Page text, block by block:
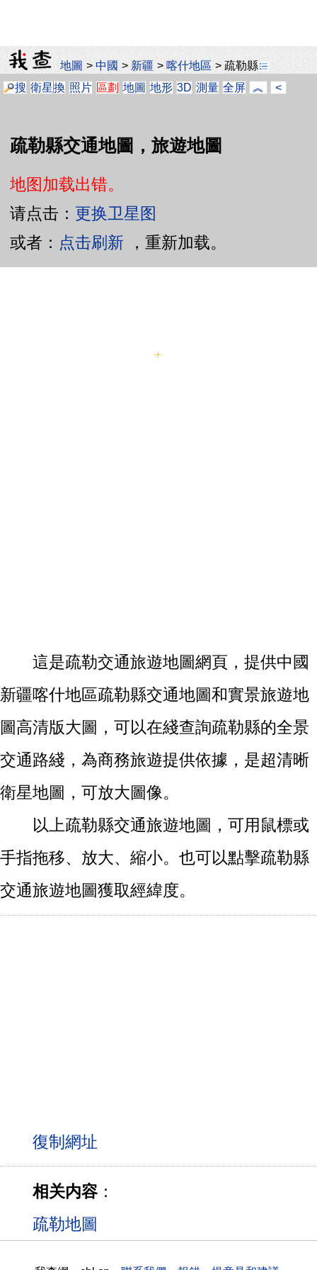
地圖 >中國 > 新疆 >喀什地區 >疏勒縣
搜 衛星換 照片 區劃 地圖 地形 3D 測量 全屏 ︽ <
疏勒縣交通地圖，旅遊地圖
地图加载出错。
请点击： 更换卫星图
或者： 点击刷新 ，重新加载。
這是疏勒交通旅遊地圖網頁，提供中國
新疆喀什地區疏勒縣交通地圖和實景旅遊地
圖高清版大圖，可以在綫查詢疏勒縣的全景
交通路綫，為商務旅遊提供依據，是超清晰
衛星地圖，可放大圖像。
以上疏勒縣交通旅遊地圖，可用鼠標或
手指拖移、放大、縮小。也可以點擊疏勒縣
交通旅遊地圖獲取經緯度。
相关内容：
疏勒地圖